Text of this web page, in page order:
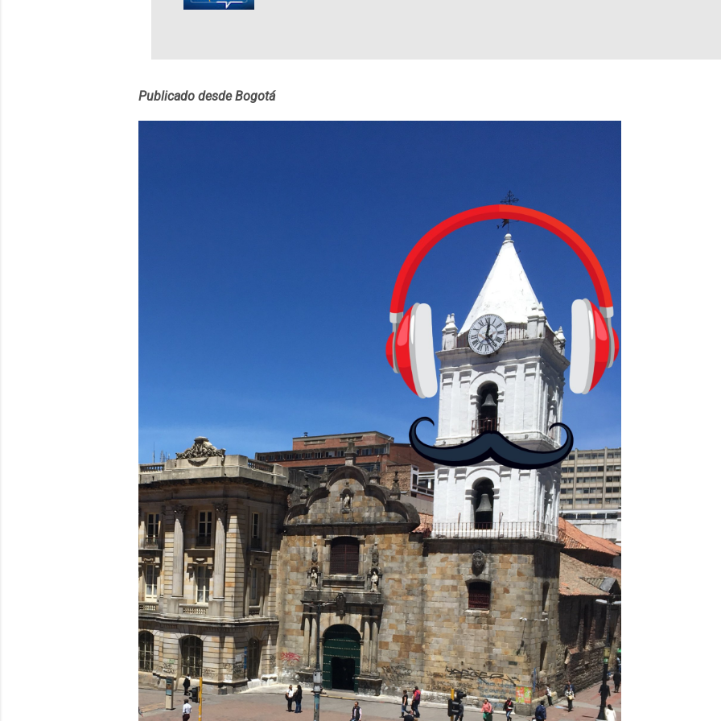
estará disponible primero en inglés. Los usuarios aprenderán desde lo más
personajes simpáticos y ayudas visuales. ¿Será posible que una app que antes
Publicado desde Bogotá